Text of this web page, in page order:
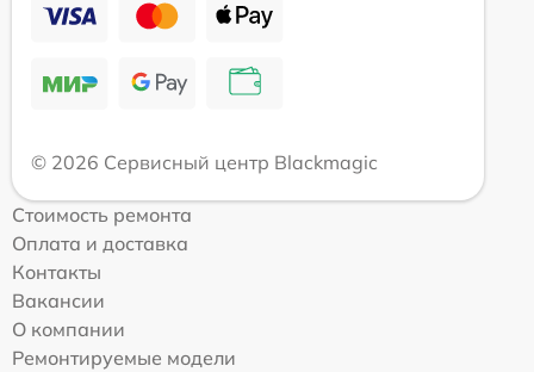
© 2026 Сервисный центр Blackmagic
Стоимость ремонта
Оплата и доставка
Контакты
Вакансии
О компании
Ремонтируемые модели